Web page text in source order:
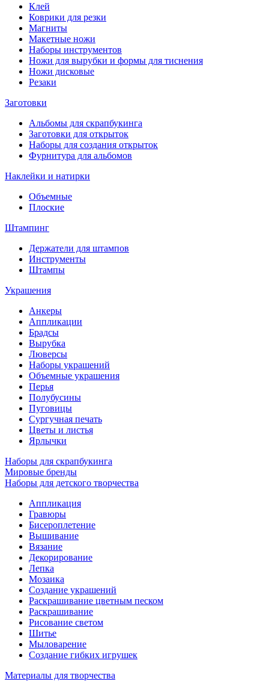
Клей
Коврики для резки
Магниты
Макетные ножи
Наборы инструментов
Ножи для вырубки и формы для тиснения
Ножи дисковые
Резаки
Заготовки
Альбомы для скрапбукинга
Заготовки для открыток
Наборы для создания открыток
Фурнитура для альбомов
Наклейки и натирки
Объемные
Плоские
Штампинг
Держатели для штампов
Инструменты
Штампы
Украшения
Анкеры
Аппликации
Брадсы
Вырубка
Люверсы
Наборы украшений
Объемные украшения
Перья
Полубусины
Пуговицы
Сургучная печать
Цветы и листья
Ярлычки
Наборы для скрапбукинга
Мировые бренды
Наборы для детского творчества
Аппликация
Гравюры
Бисероплетение
Вышивание
Вязание
Декорирование
Лепка
Мозаика
Создание украшений
Раскрашивание цветным песком
Раскрашивание
Рисование светом
Шитье
Мыловарение
Создание гибких игрушек
Материалы для творчества